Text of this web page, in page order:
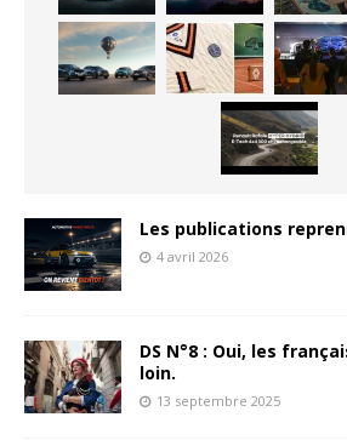
Les publications
4 avril 2026
DS N°8 : Oui, les
loin.
13 septembre 2025